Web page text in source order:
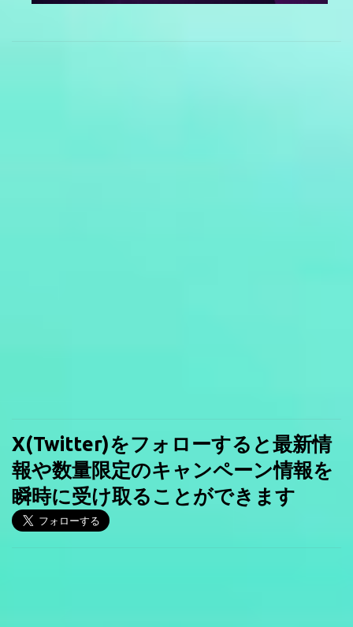
X(Twitter)をフォローすると最新情
報や数量限定のキャンペーン情報を
瞬時に受け取ることができます